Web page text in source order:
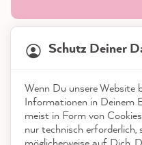
Service
Schutz Deiner
Wenn Du unsere Website
Informationen in Deinem
meist in Form von
nur technisch erforderlich,
21.904